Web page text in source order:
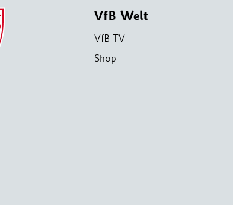
VfB Welt
VfB TV
Shop